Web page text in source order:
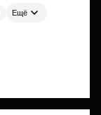
Ещё